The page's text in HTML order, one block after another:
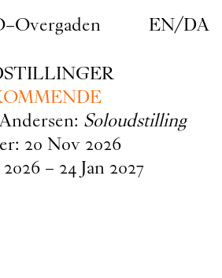
EN/DA
Soloudstilling
20 Nov 2026
2026 – 24 Jan2027